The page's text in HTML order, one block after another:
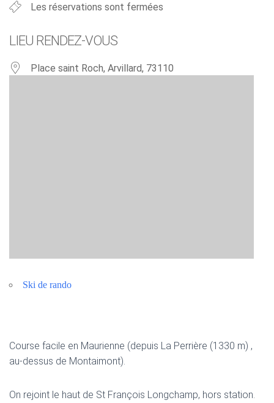
Les réservations sont fermées
LIEU RENDEZ-VOUS
Place saint Roch, Arvillard, 73110
Ski de rando
Course facile en Maurienne (depuis La Perrière (1330 m) ,
au-dessus de Montaimont).
On rejoint le haut de St François Longchamp, hors station.